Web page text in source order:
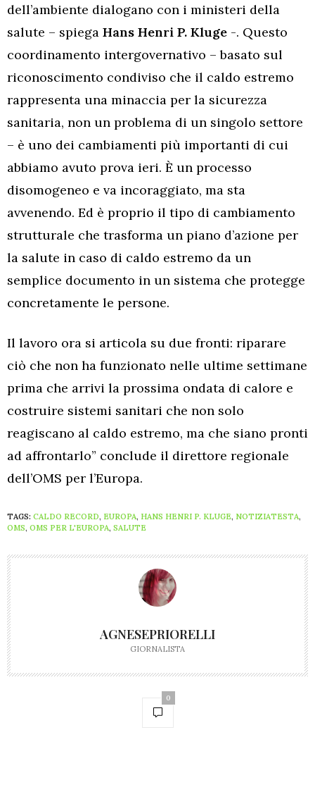
dell’ambiente dialogano con i ministeri della
salute – spiega Hans Henri P. Kluge -. Questo
coordinamento intergovernativo – basato sul
riconoscimento condiviso che il caldo estremo
rappresenta una minaccia per la sicurezza
sanitaria, non un problema di un singolo settore
– è uno dei cambiamenti più importanti di cui
abbiamo avuto prova ieri. È un processo
disomogeneo e va incoraggiato, ma sta
avvenendo. Ed è proprio il tipo di cambiamento
strutturale che trasforma un piano d’azione per
la salute in caso di caldo estremo da un
semplice documento in un sistema che protegge
concretamente le persone.
Il lavoro ora si articola su due fronti: riparare
ciò che non ha funzionato nelle ultime settimane
prima che arrivi la prossima ondata di calore e
costruire sistemi sanitari che non solo
reagiscano al caldo estremo, ma che siano pronti
ad affrontarlo” conclude il direttore regionale
dell’OMS per l’Europa.
TAGS: CALDO RECORD, EUROPA, HANS HENRI P. KLUGE, NOTIZIATESTA,
OMS, OMS PER L'EUROPA, SALUTE
AGNESEPRIORELLI
GIORNALISTA
0